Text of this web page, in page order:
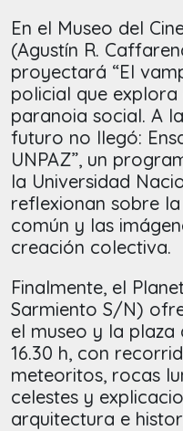
En el Museo del
(Agustín R.
proyectará “El
policial que
paranoia social. A
futuro no llegó:
UNPAZ”, un
la Universidad
reflexionan sobre
común y las
creación colectiva.
Finalmente, el
Sarmiento S/N)
el museo y la plaza
16.30 h, con
meteoritos, rocas
celestes y
arquitectura e